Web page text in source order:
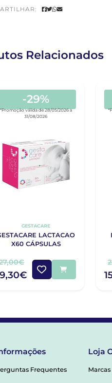
Relacionados
-29%
*Promoção válida de 28/05/2026 a
31/08/2026
GESTACARE
LACTACAO
X60 CÁPSULAS
Frequentes
Loja
Marcas